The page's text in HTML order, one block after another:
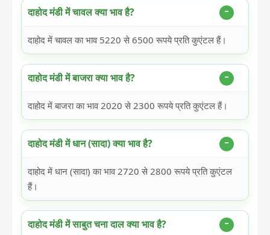
दाहोद मंडी में चावल क्या भाव है?
दाहोद में चावल का भाव 5220 से 6500 रूपये प्रति कुएंटल हैं।
दाहोद मंडी में बाजरा क्या भाव है?
दाहोद में बाजरा का भाव 2020 से 2300 रूपये प्रति कुएंटल हैं।
दाहोद मंडी में धान (सादा) क्या भाव है?
दाहोद में धान (सादा) का भाव 2720 से 2800 रूपये प्रति कुएंटल
हैं।
दाहोद मंडी में साबुत चना दाल क्या भाव है?